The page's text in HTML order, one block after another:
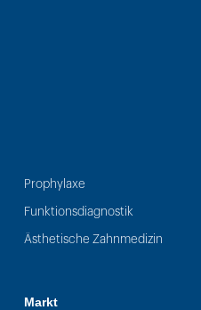
Prophylaxe
Funktionsdiagnostik
Ästhetische Zahnmedizin
Markt